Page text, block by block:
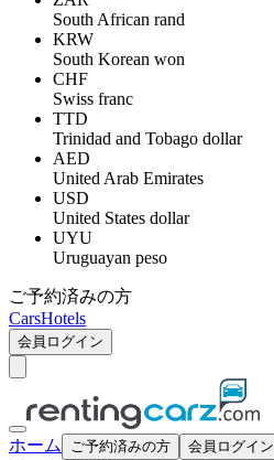
South African rand
KRW
South Korean won
CHF
Swiss franc
TTD
Trinidad and Tobago dollar
AED
United Arab Emirates
USD
United States dollar
UYU
Uruguayan peso
ご予約済みの方
CarsHotels
会員ログイン
ホーム ご予約済みの方 会員ログイン